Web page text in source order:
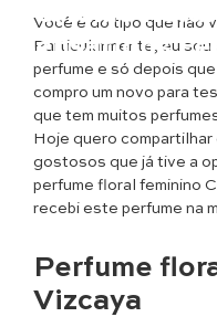
Perfume
Sensations
Você é do tipo que não
Particularmente, eu sou
perfume e só depois
compro um novo para
que tem muitos
Hoje quero compartilhar
gostosos que já tive a
perfume floral feminino
recebi este perfume na
Perfume
Vizcaya